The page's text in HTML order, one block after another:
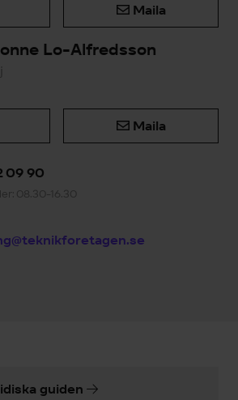
Maila
Lo-Alfredsson
Maila
09 90
08.30-16.30
guiden